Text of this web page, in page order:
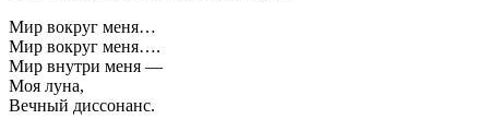
Мир вокруг меня…
Мир вокруг меня….
Мир внутри меня —
Моя луна,
Вечный диссонанс.